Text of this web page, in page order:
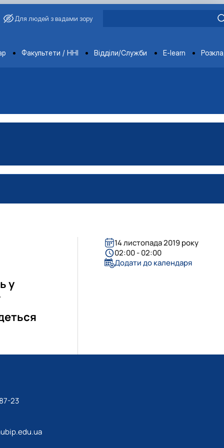
Для людей з вадами зору
Факультети / ННІ Відділи/Служби E-learn
у
14 листопада 2019 року
02:00 - 02:00
Додати до календаря
23